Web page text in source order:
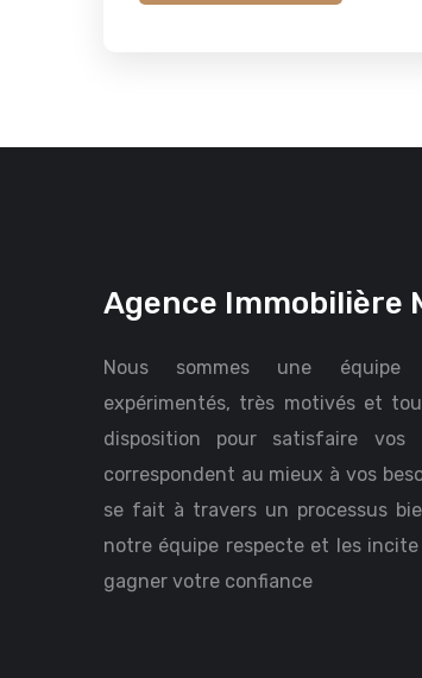
Agence Immobilière
Nous sommes une équipe
expérimentés, très motivés et
disposition pour satisfaire vos
correspondent au mieux à vos
se fait à travers un processus
notre équipe respecte et les
gagner votre confiance